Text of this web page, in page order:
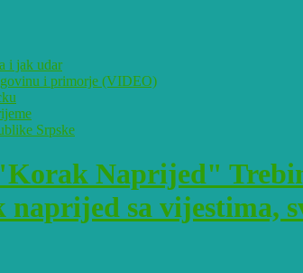
i jak udar
i primorje (VIDEO)
Srpske
sa vijestima,